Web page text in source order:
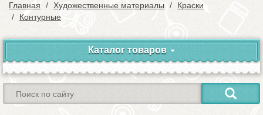
Главная Художественные материалы
Краски
Контурные
Каталог товаров